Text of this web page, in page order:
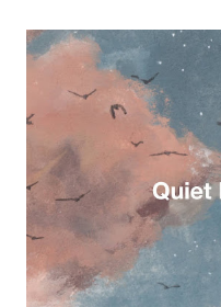
existiera la posibilidad de
un disco en mis manos:
de Nueva Orleans liderado
disco que resultó siendo
título respecto a lo que
tradición y el presente, una
trabajo en que el músico